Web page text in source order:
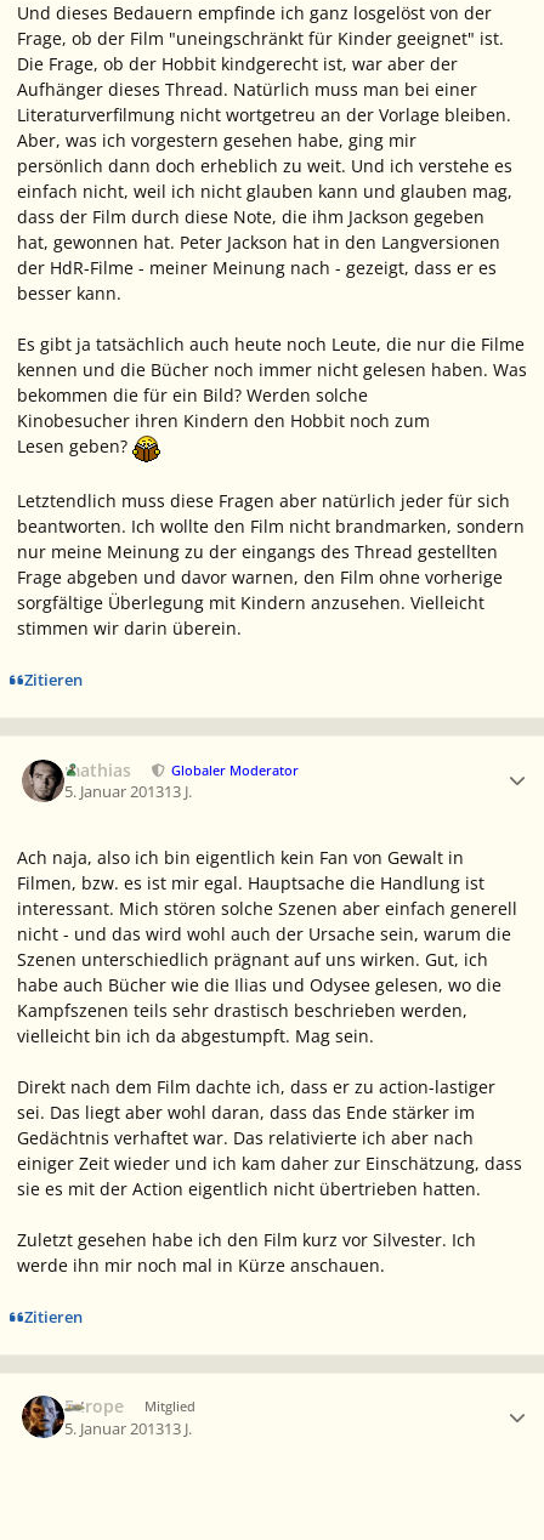
Und dieses Bedauern empfinde ich ganz losgelöst von der
Frage, ob der Film "uneingschränkt für Kinder geeignet" ist.
Die Frage, ob der Hobbit kindgerecht ist, war aber der
Aufhänger dieses Thread. Natürlich muss man bei einer
Literaturverfilmung nicht wortgetreu an der Vorlage bleiben.
Aber, was ich vorgestern gesehen habe, ging mir
persönlich dann doch erheblich zu weit. Und ich verstehe es
einfach nicht, weil ich nicht glauben kann und glauben mag,
dass der Film durch diese Note, die ihm Jackson gegeben
hat, gewonnen hat. Peter Jackson hat in den Langversionen
der HdR-Filme - meiner Meinung nach - gezeigt, dass er es
besser kann.
Es gibt ja tatsächlich auch heute noch Leute, die nur die Filme
kennen und die Bücher noch immer nicht gelesen haben. Was
bekommen die für ein Bild? Werden solche
Kinobesucher ihren Kindern den Hobbit noch zum
Lesen geben?
Letztendlich muss diese Fragen aber natürlich jeder für sich
beantworten. Ich wollte den Film nicht brandmarken, sondern
nur meine Meinung zu der eingangs des Thread gestellten
Frage abgeben und davor warnen, den Film ohne vorherige
sorgfältige Überlegung mit Kindern anzusehen. Vielleicht
stimmen wir darin überein.
Zitieren
mathias Globaler Moderator
5. Januar 201313 J.
Ach naja, also ich bin eigentlich kein Fan von Gewalt in
Filmen, bzw. es ist mir egal. Hauptsache die Handlung ist
interessant. Mich stören solche Szenen aber einfach generell
nicht - und das wird wohl auch der Ursache sein, warum die
Szenen unterschiedlich prägnant auf uns wirken. Gut, ich
habe auch Bücher wie die Ilias und Odysee gelesen, wo die
Kampfszenen teils sehr drastisch beschrieben werden,
vielleicht bin ich da abgestumpft. Mag sein.
Direkt nach dem Film dachte ich, dass er zu action-lastiger
sei. Das liegt aber wohl daran, dass das Ende stärker im
Gedächtnis verhaftet war. Das relativierte ich aber nach
einiger Zeit wieder und ich kam daher zur Einschätzung, dass
sie es mit der Action eigentlich nicht übertrieben hatten.
Zuletzt gesehen habe ich den Film kurz vor Silvester. Ich
werde ihn mir noch mal in Kürze anschauen.
Zitieren
Europe Mitglied
5. Januar 201313 J.